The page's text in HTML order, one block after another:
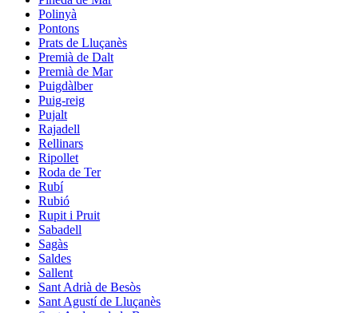
Polinyà
Pontons
Prats de Lluçanès
Premià de Dalt
Premià de Mar
Puigdàlber
Puig-reig
Pujalt
Rajadell
Rellinars
Ripollet
Roda de Ter
Rubí
Rubió
Rupit i Pruit
Sabadell
Sagàs
Saldes
Sallent
Sant Adrià de Besòs
Sant Agustí de Lluçanès